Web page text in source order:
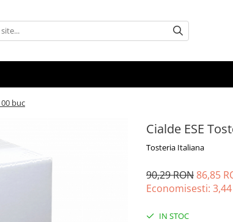
buc
Cialde ESE
Tosteria Italiana
90,29 RON86,85
Economisesti: 3,44
IN STOC